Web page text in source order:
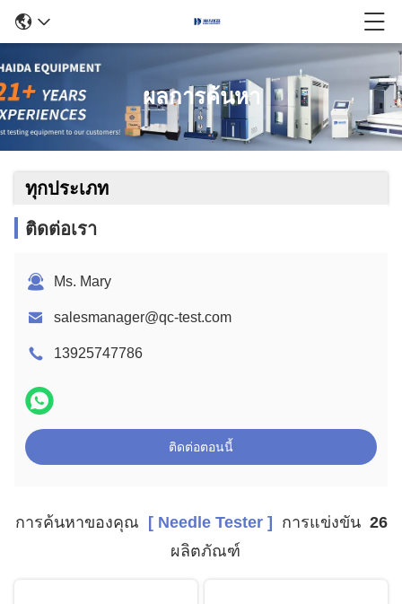
ผลการค้นหา
ทุกประเภท
ติดต่อเรา
Ms. Mary
salesmanager@qc-test.com
13925747786
ติดต่อตอนนี้
การค้นหาของคุณ [ Needle Tester ] การแข่งขัน 26
ผลิตภัณฑ์